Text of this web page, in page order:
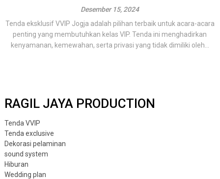
Desember 15, 2024
Tenda eksklusif VVIP Jogja adalah pilihan terbaik untuk acara-acara
penting yang membutuhkan kelas VIP. Tenda ini menghadirkan
kenyamanan, kemewahan, serta privasi yang tidak dimiliki oleh...
RAGIL JAYA PRODUCTION
Tenda VVIP
Tenda exclusive
Dekorasi pelaminan
sound system
Hiburan
Wedding plan